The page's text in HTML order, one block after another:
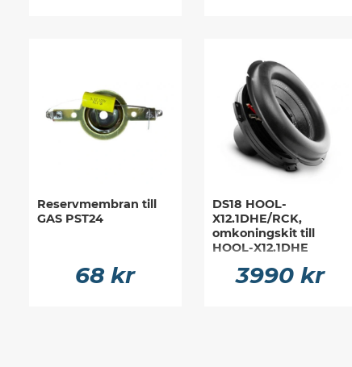
Reservmembran till
GAS PST24
68 kr
DS18 HOOL-
X12.1DHE/RCK,
omkoningskit till
HOOL-X12.1DHE
3990 kr